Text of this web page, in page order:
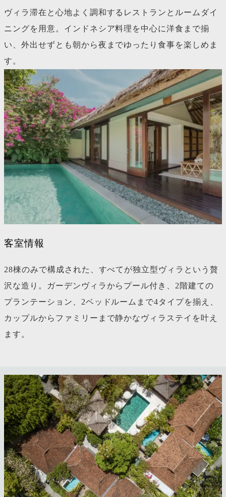
ヴィラ滞在と心地よく調和するレストランとルームダイ
ニングを用意。インドネシア料理を中心に洋食まで揃
い、外出せずとも朝から夜までゆったり食事を楽しめま
す。
客室情報
28棟のみで構成された、すべてが独立型ヴィラという贅
沢な造り。ガーデンヴィラからプール付き、2階建ての
プランテーション、2ベッドルームまで4タイプを揃え、
カップルからファミリーまで静かなヴィラステイを叶え
ます。